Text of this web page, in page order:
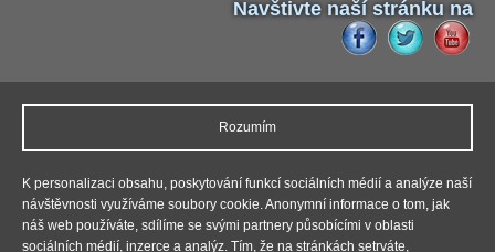
Navštivte naší stránku na
výměna čelního skla ,výměna autoskla,výměna zadního skla,
oprava autoskla,lepení prasklin čelního sklaa to u všech typů
vozidel.
Copyright © 2026, Deratizace - dezinsekce - dezinfekce.
Rozumím
K personalizaci obsahu, poskytování funkcí sociálních médií a analýze naší
návštěvnosti využíváme soubory cookie. Anonymní informace o tom, jak
náš web používáte, sdílíme se svými partnery působícími v oblasti
sociálních médií, inzerce a analýz. Tím, že na stránkách setrváte,